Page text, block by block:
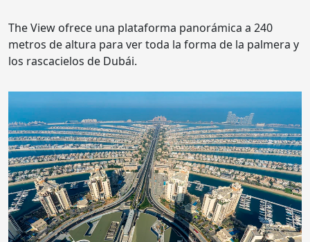
The View ofrece una plataforma panorámica a 240
metros de altura para ver toda la forma de la palmera y
los rascacielos de Dubái.